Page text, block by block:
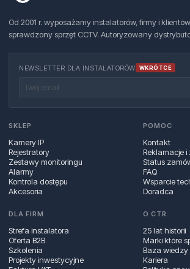
Od 2001 r. wyposażamy instalatorów, firmy i
sprawdzony sprzęt CCTV. Autoryzowany
NEWSLETTER DLA INSTALATORÓW WKRÓTCE
SKLEP
Kamery IP
Rejestratory
Zestawy monitoringu
Alarmy
Kontrola dostępu
Akcesoria
POMOC
Kontakt
Reklamacje i
Status
FAQ
Wsparcie
Doradca
DLA FIRM
Strefa instalatora
Oferta B2B
Szkolenia
Projekty inwestycyjne
O CTR
25 lat historii
Marki które
Baza wiedzy
Kariera